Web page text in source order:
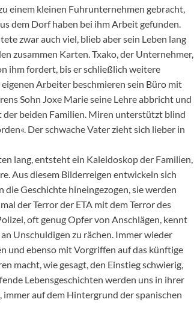
einem kleinen Fuhrunternehmen gebracht,
dem Dorf haben bei ihm Arbeit gefunden.
zwar auch viel, blieb aber sein Leben lang
zusammen Karten. Txako, der Unternehmer,
ihm fordert, bis er schließlich weitere
Arbeiter beschmieren sein Büro mit
Sohn Joxe Marie seine Lehre abbricht und
beiden Familien. Miren unterstützt blind
Der schwache Vater zieht sich lieber in
lang, entsteht ein Kaleidoskop der Familien,
Aus diesem Bilderreigen entwickeln sich
Geschichte hineingezogen, sie werden
der Terror der ETA mit dem Terror des
oft genug Opfer von Anschlägen, kennt
Unschuldigen zu rächen. Immer wieder
und ebenso mit Vorgriffen auf das künftige
macht, wie gesagt, den Einstieg schwierig,
Lebensgeschichten werden uns in ihrer
auf dem Hintergrund der spanischen